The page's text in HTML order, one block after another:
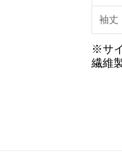
袖丈
※サ
繊維